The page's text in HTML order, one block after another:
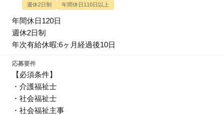
週休2日制 年間休日110日以上
年間休日120日
週休2日制
年次有給休暇:6ヶ月経過後10日
応募要件
【必須条件】
・介護福祉士
・社会福祉士
・社会福祉主事